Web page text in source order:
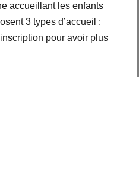
accueillant les enfants
3 types d’accueil :
pour avoir plus